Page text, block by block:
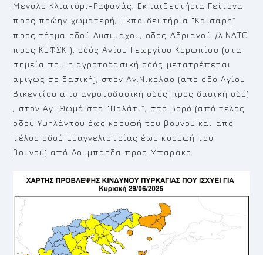
Μεγάλο Κλιατόρι-Ραψανάς, Εκπαιδευτήρια Γείτονα
προς πρώην χωματερή, Εκπαιδευτήρια “Καισαρη”
προς τέρμα οδού Λυσιμάχου, οδός Αδριανού /λ.ΝΑΤΟ
προς ΚΕΦΣΚΙ), οδός Αγίου Γεωργίου Κορωπίου (στα
σημεία που η αγροτοδασική οδός μετατρέπεται
αμιγώς σε δασική), στον Αγ.Νικόλαο (απο οδό Αγίου
Βικεντίου απο αγροτοδασική οδός προς δασική οδό)
, στον Αγ. Θωμά στο “Παλάτι”, στο Βορό (από τέλος
οδού Υψηλάντου έως κορυφή του βουνού και από
τέλος οδού Ευαγγελιστρίας έως κορυφή του
βουνού) από Λουμπάρδα προς Μπαράκο.